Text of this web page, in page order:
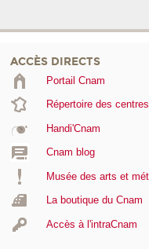
ACCÈS DIRECTS
Portail Cnam
Répertoire des
Handi'Cnam
Cnam blog
Musée des arts et
La boutique du Cnam
Accès à l'intraCnam